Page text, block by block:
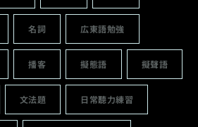
名詞 広東語勉強
播客 擬態語 擬聲語
文法題 日常聽力練習